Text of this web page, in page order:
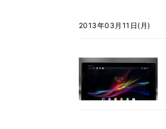
2013年03月11日(月)